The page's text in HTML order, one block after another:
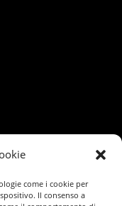
come i cookie per
Il consenso a